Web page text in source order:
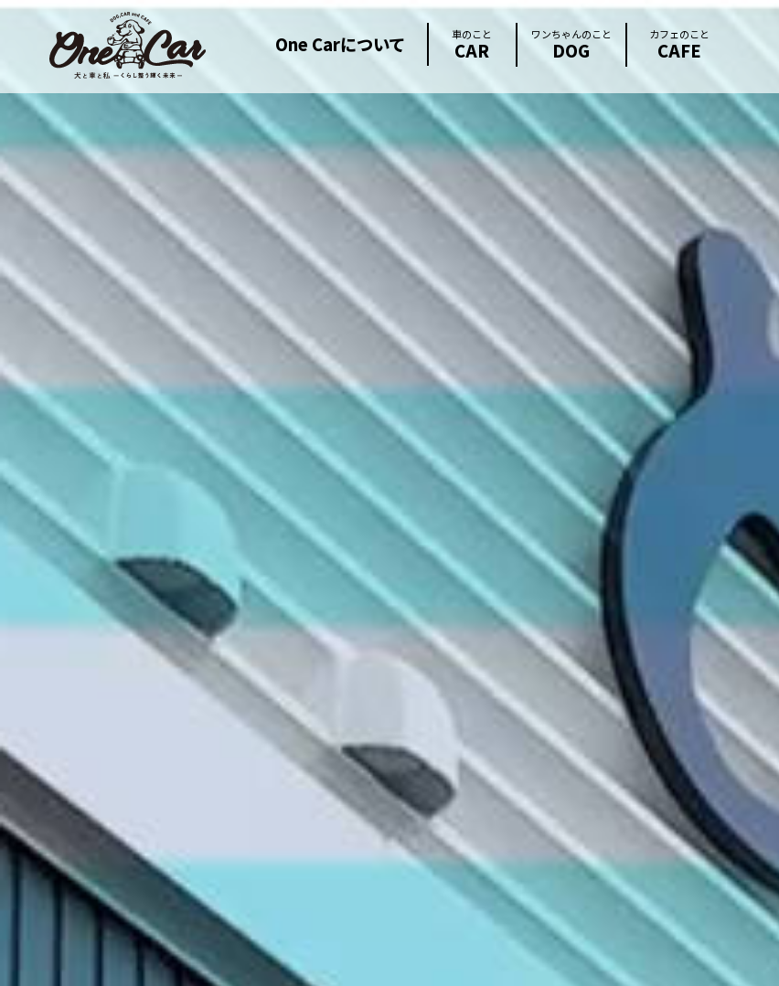
One Carについて 車のこと
CAR
ワンちゃんのこと
DOG
カフェのこと
CAFE